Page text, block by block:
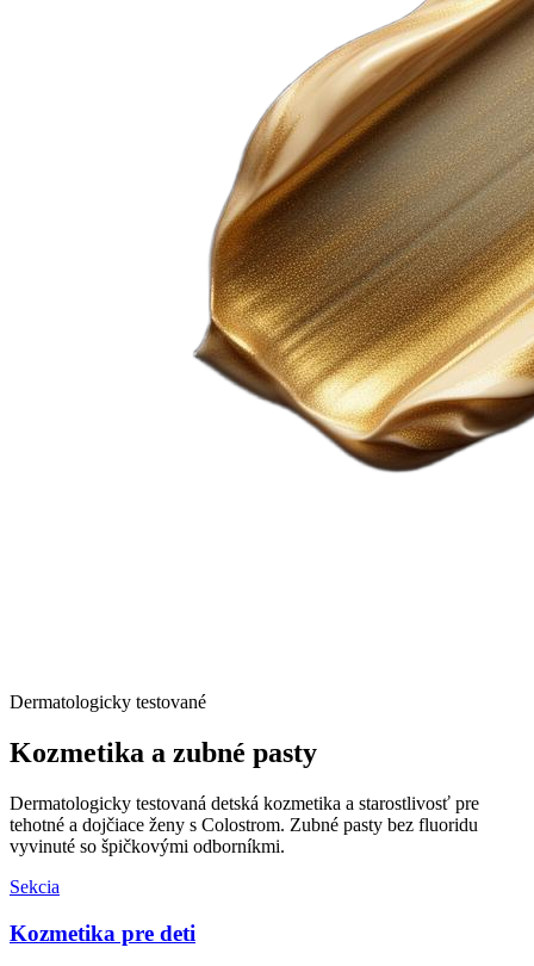
Dermatologicky testované
Kozmetika a zubné pasty
Dermatologicky testovaná detská kozmetika a starostlivosť pre
tehotné a dojčiace ženy s Colostrom. Zubné pasty bez fluoridu
vyvinuté so špičkovými odborníkmi.
Sekcia
Kozmetika pre deti